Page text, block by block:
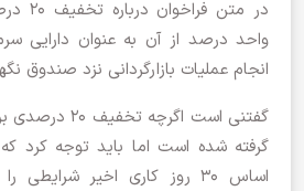
واحد درصد از آن به ‏عنوان دارایی
انجام عملیات بازارگردانی نزد صندوق
گفتنی است اگرچه
گرفته شده است اما باید توجه کرد
اساس ۳۰ روز کاری اخیر